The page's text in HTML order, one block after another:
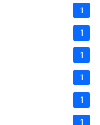
1
1
1
1
1
1